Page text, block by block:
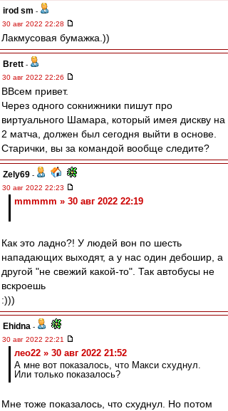
irod sm -
30 авг 2022 22:28
Лакмусовая бумажка.))
Brett -
30 авг 2022 22:26
ВВсем привет.
Через одного сокнижники пишут про
виртуального Шамара, который имея дискву на
2 матча, должен был сегодня выйти в основе.
Старички, вы за командой вообще следите?
Zely69 -
30 авг 2022 22:23
mmmmm » 30 авг 2022 22:19
Как это ладно?! У людей вон по шесть
нападающих выходят, а у нас один дебошир, а
другой "не свежий какой-то". Так автобусы не
вскроешь
:)))
Ehidna -
30 авг 2022 22:21
лео22 » 30 авг 2022 21:52
А мне вот показалось, что Макси схуднул.
Или только показалось?
Мне тоже показалось, что схуднул. Но потом